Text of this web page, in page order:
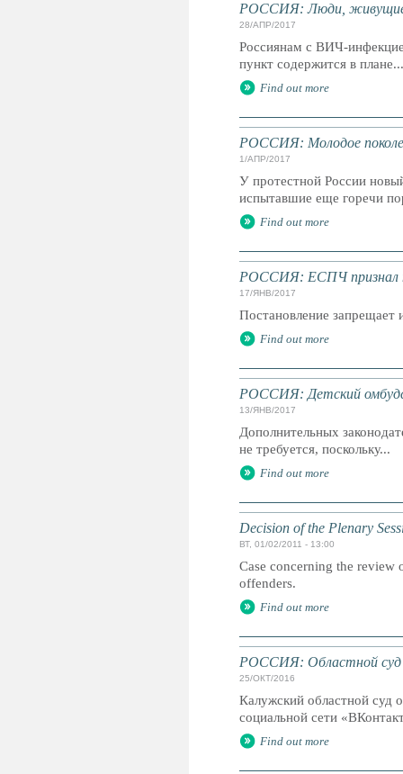
РОССИЯ: Люди, живущие
28/АПР/2017
Россиянам с ВИЧ-
пункт содержится в плане...
Find out more
РОССИЯ: Молодое
1/АПР/2017
У протестной России
испытавшие еще горечи
Find out more
РОССИЯ: ЕСПЧ признал
17/ЯНВ/2017
Постановление запрещает
Find out more
РОССИЯ: Детский
13/ЯНВ/2017
Дополнительных
не требуется, поскольку...
Find out more
Decision of the Plenary
ВТ, 01/02/2011 - 13:00
Case concerning the review
offenders.
Find out more
РОССИЯ: Областной суд
25/ОКТ/2016
Калужский областной суд
социальной сети
Find out more